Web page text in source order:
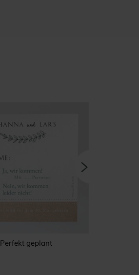
Perfekt geplant